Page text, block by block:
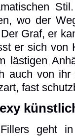
wo der
Graf, er
er sich von
lästigen
auch von ihr
fast
geht